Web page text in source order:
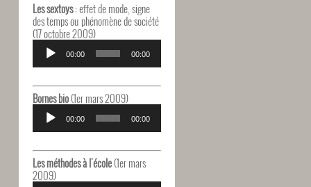
Les sextoys: effet de mode, signe
des temps ou phénomène de société
(17 octobre 2009)
Lecteur
audio
00:00 00:00
Bornes bio(1er mars 2009)
Lecteur
audio
00:00 00:00
Les méthodes à l'école(1er mars
2009)